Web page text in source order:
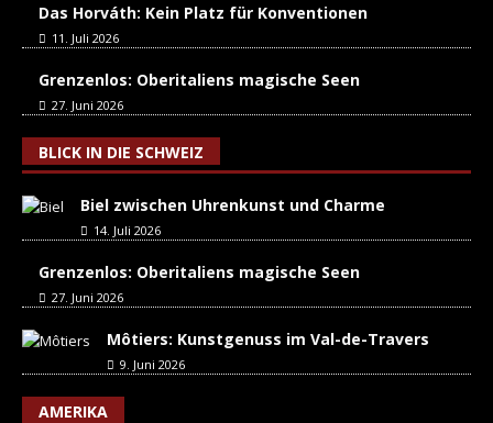
Das Horváth: Kein Platz für Konventionen
11. Juli 2026
Grenzenlos: Oberitaliens magische Seen
27. Juni 2026
BLICK IN DIE SCHWEIZ
Biel zwischen Uhrenkunst und Charme
14. Juli 2026
Grenzenlos: Oberitaliens magische Seen
27. Juni 2026
Môtiers: Kunstgenuss im Val-de-Travers
9. Juni 2026
AMERIKA